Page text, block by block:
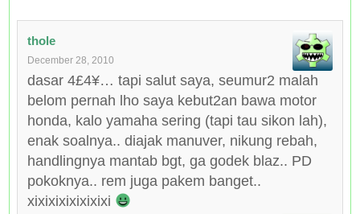
thole
December 28, 2010
dasar 4£4¥… tapi salut saya, seumur2 malah
belom pernah lho saya kebut2an bawa motor
honda, kalo yamaha sering (tapi tau sikon lah),
enak soalnya.. diajak manuver, nikung rebah,
handlingnya mantab bgt, ga godek blaz.. PD
pokoknya.. rem juga pakem banget..
xixixixixixixixi